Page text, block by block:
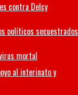
contra Delcy
políticos secuestrados
mortal
al interinato y